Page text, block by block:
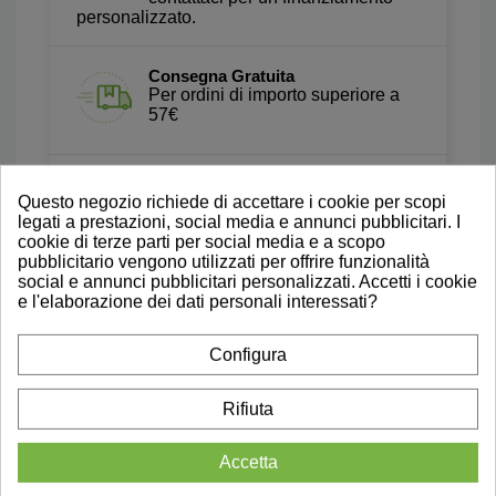
personalizzato.
Consegna Gratuita
Per ordini di importo superiore a
57€
Testa gli ausili direttamente a casa
tua. Scopri di più
Recensioni Autentiche
Leggi le nostre Recensioni Su
Trustpilot
Questo negozio richiede di accettare i cookie per scopi
legati a prestazioni, social media e annunci pubblicitari. I
cookie di terze parti per social media e a scopo
pubblicitario vengono utilizzati per offrire funzionalità
social e annunci pubblicitari personalizzati. Accetti i cookie
e l'elaborazione dei dati personali interessati?
Configura
Rifiuta
Accetta